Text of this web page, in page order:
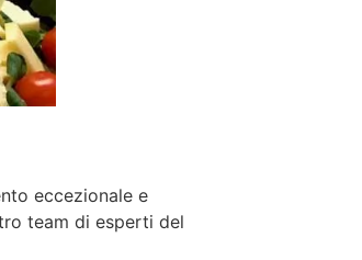
eccezionale e
team di esperti del